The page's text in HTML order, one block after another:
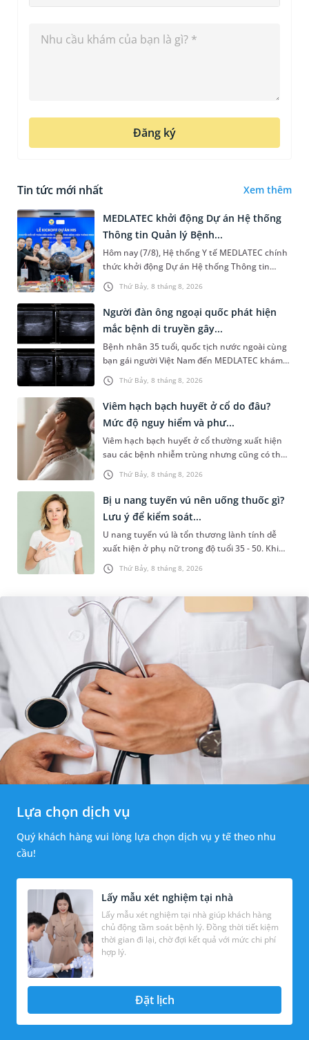
Đăng ký
Tin tức mới nhất Xem thêm
Thứ Bảy, 8 tháng 8, 2026
MEDLATEC khởi động Dự án Hệ thống
Thông tin Quản lý Bệnh...
Hôm nay (7/8), Hệ thống Y tế MEDLATEC chính
thức khởi động Dự án Hệ thống Thông tin
Quản lý Bệnh viện (HIS - Hospital Information
System) giai đoạn mới. Dự á...
Thứ Bảy, 8 tháng 8, 2026
Người đàn ông ngoại quốc phát hiện
mắc bệnh di truyền gây...
Bệnh nhân 35 tuổi, quốc tịch nước ngoài cùng
bạn gái người Việt Nam đến MEDLATEC khám
sức khỏe tiền hôn nhân. Qua thăm khám và
làm các xét nghiệm chuyên sâu,...
Thứ Bảy, 8 tháng 8, 2026
Viêm hạch bạch huyết ở cổ do đâu?
Mức độ nguy hiểm và phư...
Viêm hạch bạch huyết ở cổ thường xuất hiện
sau các bệnh nhiễm trùng nhưng cũng có thể
liên quan đến lao hạch hoặc ung thư. Để tìm
hiểu nguyên nhân gây viêm,...
Thứ Bảy, 8 tháng 8, 2026
Bị u nang tuyến vú nên uống thuốc gì?
Lưu ý để kiểm soát...
U nang tuyến vú là tổn thương lành tính dễ
xuất hiện ở phụ nữ trong độ tuổi 35 - 50. Khi
được chẩn đoán mắc bệnh, nhiều người
thường băn khoăn u nang tuyến v...
Lựa chọn dịch vụ
Quý khách hàng vui lòng lựa chọn dịch vụ y tế theo nhu
cầu!
Lấy mẫu xét nghiệm tại nhà
Lấy mẫu xét nghiệm tại nhà giúp khách hàng
chủ động tầm soát bệnh lý. Đồng thời tiết kiệm
thời gian đi lại, chờ đợi kết quả với mức chi phí
hợp lý.
Đặt lịch